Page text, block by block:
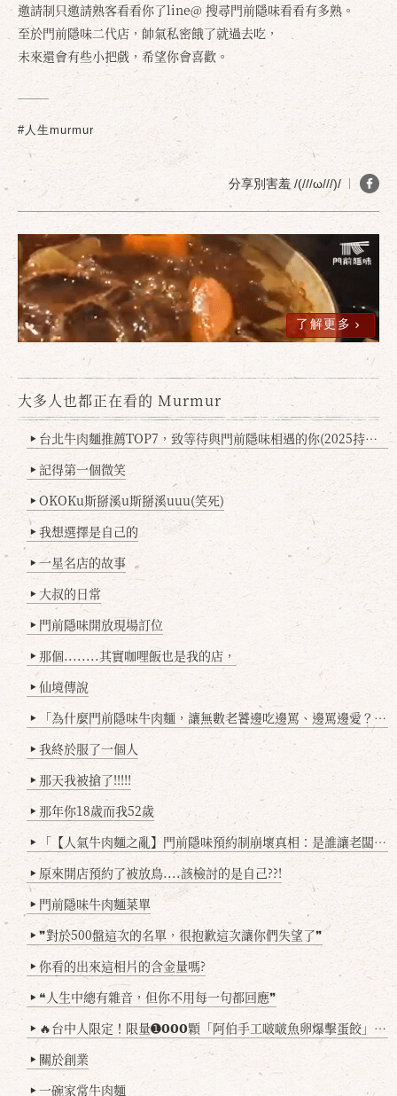
邀請制只邀請熟客看看你了line@ 搜尋門前隱味看看有多熟。
至於門前隱味二代店，帥氣私密餓了就過去吃，
未來還會有些小把戲，希望你會喜歡。
#人生murmur
分享別害羞 /(///ω///)/
了解更多
大多人也都正在看的 Murmur
▶ 台北牛肉麵推薦TOP7，致等待與門前隱味相遇的你(2025持續更新
▶ 記得第一個微笑
▶ OKOKu斯掰溪u斯掰溪uuu(笑死)
▶ 我想選擇是自己的
▶ 一星名店的故事
▶ 大叔的日常
▶ 門前隱味開放現場訂位
▶ 那個........其實咖哩飯也是我的店，
▶ 仙境傳說
▶ 「為什麼門前隱味牛肉麵，讓無數老饕邊吃邊罵、邊罵邊愛？小辣雞揭密！」
▶ 我終於服了一個人
▶ 那天我被搶了!!!!!
▶ 那年你18歲而我52歲
▶ 「【人氣牛肉麵之亂】門前隱味預約制崩壞真相：是誰讓老闆心灰意冷？」
▶ 原來開店預約了被放鳥....該檢討的是自己??!
▶ 門前隱味牛肉麵菜單
▶ ❞對於500盤這次的名單，很抱歉這次讓你們失望了❞
▶ 你看的出來這相片的含金量嗎?
▶ ❝人生中總有雜音，但你不用每一句都回應❞
▶ 🔥台中人限定！限量➊𝟬𝟬𝟬顆「阿伯手工啵啵魚卵爆擊蛋餃」台北已被搶爆2萬顆，最後名額門前隱味只留給你！🥟💥
▶ 關於創業
▶ 一碗家常牛肉麵
確定 取消